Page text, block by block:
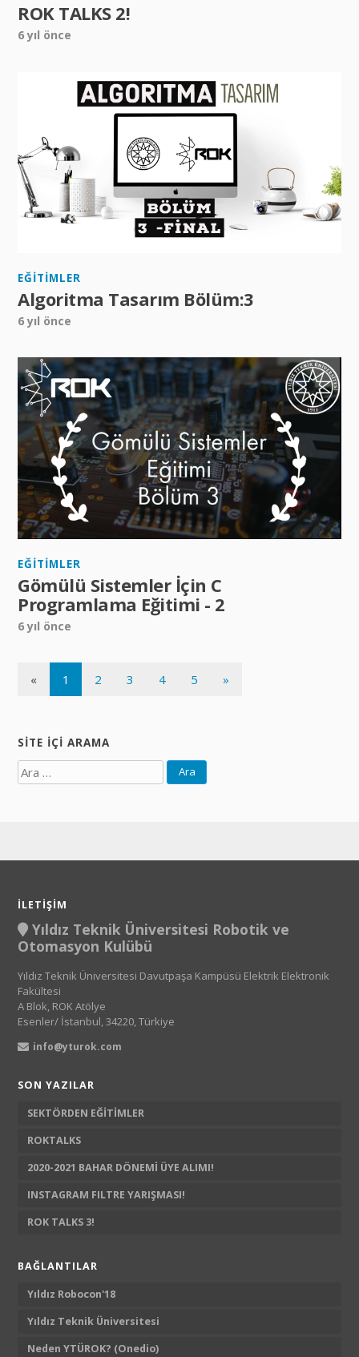
ROK TALKS 2!
6 yıl önce
EĞITIMLER
Algoritma Tasarım Bölüm:3
6 yıl önce
EĞITIMLER
Gömülü Sistemler İçin C
Programlama Eğitimi - 2
6 yıl önce
« 1 2 3 4 5 »
SITE İÇI ARAMA
Ara
İLETIŞIM
Yıldız Teknik Üniversitesi Robotik ve
Otomasyon Kulübü
Yıldız Teknik Üniversitesi Davutpaşa Kampüsü Elektrik Elektronik
Fakültesi
A Blok, ROK Atölye
Esenler/ İstanbul, 34220, Türkiye
info@yturok.com
SON YAZILAR
SEKTÖRDEN EĞİTİMLER
ROKTALKS
2020-2021 BAHAR DÖNEMİ ÜYE ALIMI!
INSTAGRAM FILTRE YARIŞMASI!
ROK TALKS 3!
BAĞLANTILAR
Yıldız Robocon'18
Yıldız Teknik Üniversitesi
Neden YTÜROK? (Onedio)